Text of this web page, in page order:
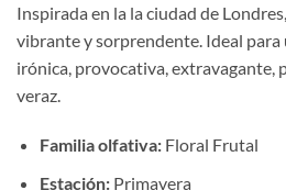
precios:
desde
€11,00
Inspirada en la la ciudad de
vibrante y sorprendente. Ideal para
irónica, provocativa, extravagante,
veraz.
Familia olfativa:Floral Frutal
Estación:Primavera